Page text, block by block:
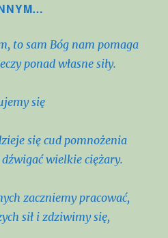
to sam Bóg nam pomaga
ponad własne siły.
się
się cud pomnożenia
wielkie ciężary.
zaczniemy pracować,
sił i zdziwimy się,